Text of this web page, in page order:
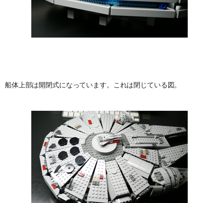
船体上部は開閉式になっています。これは閉じている図。